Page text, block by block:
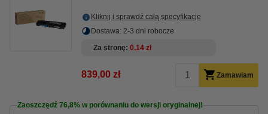
Kliknij i sprawdź całą specyfikacje
Dostawa: 2-3 dni robocze
Za stronę 0,14 zł
839,00 zł Zamawiam
Zaoszczędź 76,8% w porównaniu do wersji oryginalnej!